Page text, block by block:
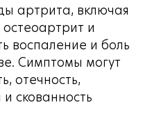
артрита, включая
и
воспаление и боль
Симптомы могут
отечность,
скованность